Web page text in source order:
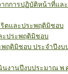
จากการปฏิบัติหน้าที่
ริตและประพฤติมิชอบ
ะประพฤติมิชอบ
ฤติมิชอบ ประจำปีง
นงานปีงบประมาณ พ.